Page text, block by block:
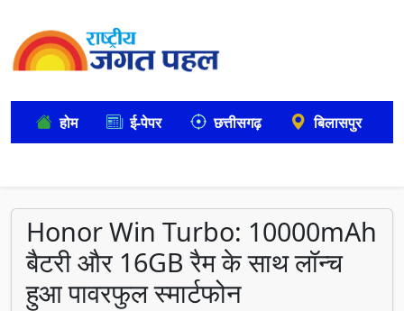
होम ई-पेपर छत्तीसगढ़ बिलासपुर
Honor Win Turbo: 10000mAh
बैटरी और 16GB रैम के साथ लॉन्च
हुआ पावरफुल स्मार्टफोन